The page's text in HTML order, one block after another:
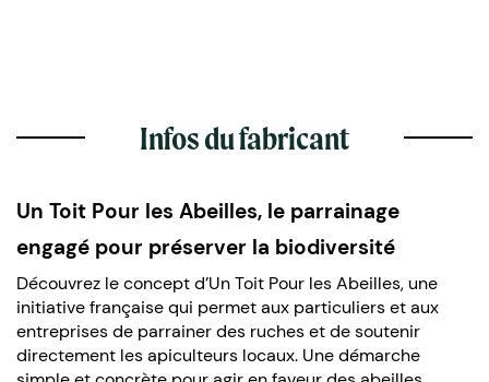
Infos du fabricant
Un Toit Pour les Abeilles, le parrainage
engagé pour préserver la biodiversité
Découvrez le concept d’Un Toit Pour les Abeilles, une
initiative française qui permet aux particuliers et aux
entreprises de parrainer des ruches et de soutenir
directement les apiculteurs locaux. Une démarche